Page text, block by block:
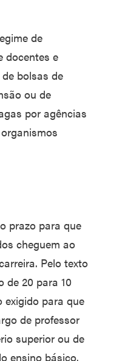
de
docentes e
bolsas de
ou de
por agências
prazo para que
cheguem ao
Pelo texto
de 20 para 10
exigido para que
de professor
superior ou de
ensino básico.